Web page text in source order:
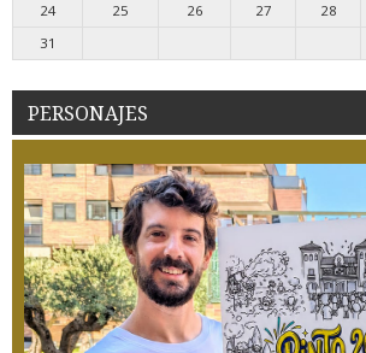
24
25 26 27 28
31
PERSONAJES